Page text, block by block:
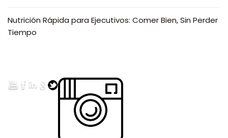
Nutrición Rápida para Ejecutivos: Comer Bien, Sin Perder
Tiempo